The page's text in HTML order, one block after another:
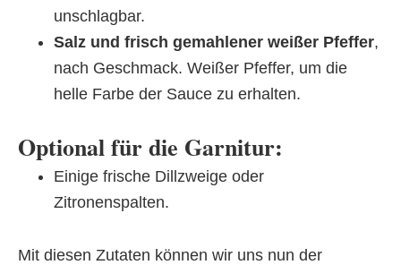
unschlagbar.
Salz und frisch gemahlener weißer Pfeffer,
nach Geschmack. Weißer Pfeffer, um die
helle Farbe der Sauce zu erhalten.
Optional für die Garnitur:
Einige frische Dillzweige oder
Zitronenspalten.
Mit diesen Zutaten können wir uns nun der